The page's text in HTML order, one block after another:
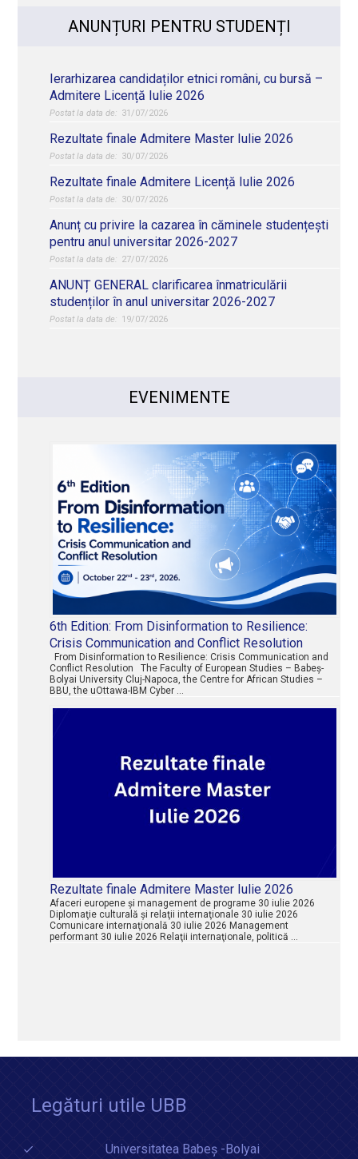
ANUNȚURI PENTRU STUDENȚI
Ierarhizarea candidaților etnici români, cu bursă –
Admitere Licență Iulie 2026
31/07/2026
Rezultate finale Admitere Master Iulie 2026
30/07/2026
Rezultate finale Admitere Licență Iulie 2026
30/07/2026
Anunț cu privire la cazarea în căminele studențești
pentru anul universitar 2026-2027
27/07/2026
ANUNȚ GENERAL clarificarea înmatriculării
studenților în anul universitar 2026-2027
19/07/2026
EVENIMENTE
6th Edition: From Disinformation to Resilience:
Crisis Communication and Conflict Resolution
From Disinformation to Resilience: Crisis Communication and
Conflict Resolution The Faculty of European Studies – Babeș-
Bolyai University Cluj-Napoca, the Centre for African Studies –
BBU, the uOttawa-IBM Cyber …
Rezultate finale Admitere Master Iulie 2026
Afaceri europene şi management de programe 30 iulie 2026
Diplomaţie culturală şi relaţii internaţionale 30 iulie 2026
Comunicare internaţională 30 iulie 2026 Management
performant 30 iulie 2026 Relaţii internaţionale, politică …
Legături utile UBB
Universitatea Babeș -Bolyai